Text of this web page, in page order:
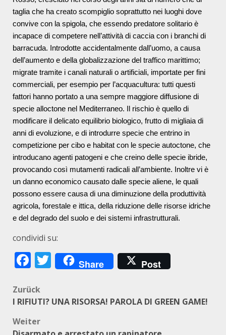
taglia che ha creato scompiglio soprattutto nei luoghi dove
convive con la spigola, che essendo predatore solitario è
incapace di competere nell’attività di caccia con i branchi di
barracuda. Introdotte accidentalmente dall’uomo, a causa
dell’aumento e della globalizzazione del traffico marittimo;
migrate tramite i canali naturali o artificiali, importate per fini
commerciali, per esempio per l’acquacultura: tutti questi
fattori hanno portato a una sempre maggiore diffusione di
specie alloctone nel Mediterraneo. Il rischio è quello di
modificare il delicato equilibrio biologico, frutto di migliaia di
anni di evoluzione, e di introdurre specie che entrino in
competizione per cibo e habitat con le specie autoctone, che
introducano agenti patogeni e che creino delle specie ibride,
provocando così mutamenti radicali all’ambiente. Inoltre vi è
un danno economico causato dalle specie aliene, le quali
possono essere causa di una diminuzione della produttività
agricola, forestale e ittica, della riduzione delle risorse idriche
e del degrado del suolo e dei sistemi infrastrutturali.
condividi su:
Facebook
Twitter
Share Post
Beitragsnavigation
Zurück
I RIFIUTI? UNA RISORSA! PAROLA DI GREEN GAME!
Weiter